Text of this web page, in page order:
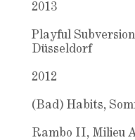
2013
Playful
Düsseldorf
2012
(Bad) Habits,
Rambo II, Milieu